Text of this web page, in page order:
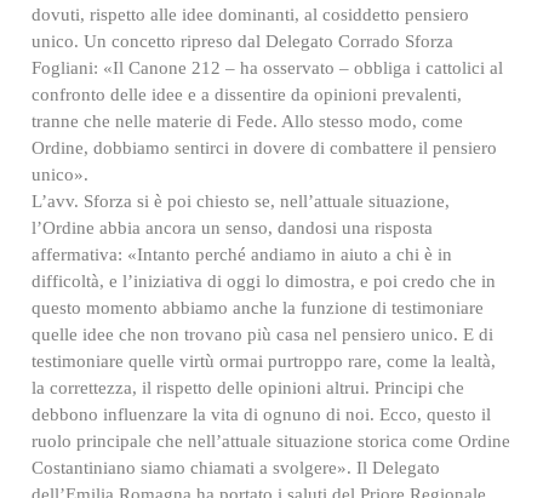
dovuti, rispetto alle idee dominanti, al cosiddetto pensiero
unico. Un concetto ripreso dal Delegato Corrado Sforza
Fogliani: «Il Canone 212 – ha osservato – obbliga i cattolici al
confronto delle idee e a dissentire da opinioni prevalenti,
tranne che nelle materie di Fede. Allo stesso modo, come
Ordine, dobbiamo sentirci in dovere di combattere il pensiero
unico».
L’avv. Sforza si è poi chiesto se, nell’attuale situazione,
l’Ordine abbia ancora un senso, dandosi una risposta
affermativa: «Intanto perché andiamo in aiuto a chi è in
difficoltà, e l’iniziativa di oggi lo dimostra, e poi credo che in
questo momento abbiamo anche la funzione di testimoniare
quelle idee che non trovano più casa nel pensiero unico. E di
testimoniare quelle virtù ormai purtroppo rare, come la lealtà,
la correttezza, il rispetto delle opinioni altrui. Principi che
debbono influenzare la vita di ognuno di noi. Ecco, questo il
ruolo principale che nell’attuale situazione storica come Ordine
Costantiniano siamo chiamati a svolgere». Il Delegato